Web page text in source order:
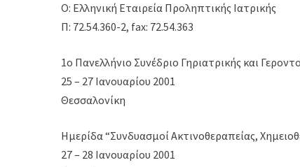
Ο: Ελληνική Εταιρεία Προληπτικής Ιατρικής
Π: 72.54.360-2, fax: 72.54.363
1ο Πανελλήνιο Συνέδριο Γηριατρικής και
25 – 27 Ιανουαρίου 2001
Θεσσαλονίκη
Ημερίδα “Συνδυασμοί Ακτινοθεραπείας,
27 – 28 Ιανουαρίου 2001